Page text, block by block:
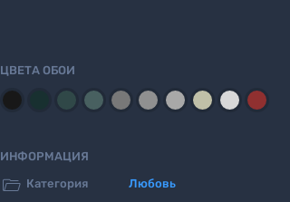
ЦВЕТА ОБОИ
ИНФОРМАЦИЯ
 Категория Любовь